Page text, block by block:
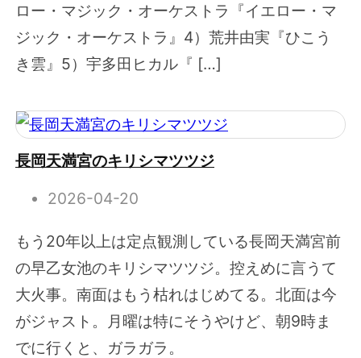
ロー・マジック・オーケストラ『イエロー・マ
ジック・オーケストラ』4）荒井由実『ひこう
き雲』5）宇多田ヒカル『 […]
長岡天満宮のキリシマツツジ
2026-04-20
もう20年以上は定点観測している長岡天満宮前
の早乙女池のキリシマツツジ。控えめに言うて
大火事。南面はもう枯れはじめてる。北面は今
がジャスト。月曜は特にそうやけど、朝9時ま
でに行くと、ガラガラ。